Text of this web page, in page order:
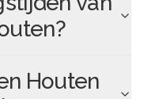
?
Houten